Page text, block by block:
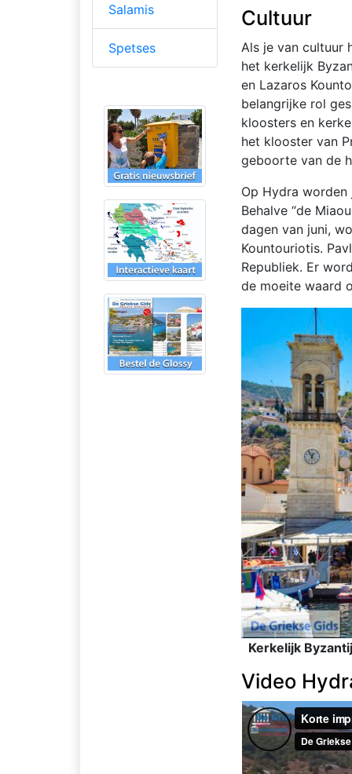
Cultuur
Als je van cultuur
het kerkelijk
en Lazaros
belangrijke rol
kloosters en
het klooster van
geboorte van de
Op Hydra worden
Behalve “de
dagen van juni,
Kountouriotis.
Republiek. Er
de moeite waard
Kerkelijk
Video
Salamis
Spetses